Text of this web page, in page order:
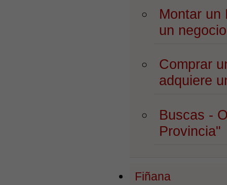
Montar
un
Comprar
adquiere
Buscas -
Provincia"
Fiñana